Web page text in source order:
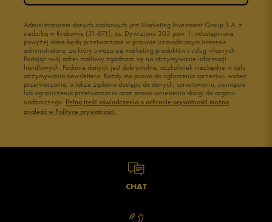
Administratorem danych osobowych jest Marketing Investment Group S.A. z
siedzibą w Krakowie (31-871), os. Dywizjonu 303 paw. 1, udostępnione
powyżej dane będą przetwarzane w prawnie uzasadnionym interesie
administratora, za który uważa się marketing produktów i usług własnych.
Podając swój adres mailowy zgadzasz się na otrzymywanie informacji
handlowych. Podanie danych jest dobrowolne, aczkolwiek niezbędne w celu
otrzymywania newslettera. Każdy ma prawo do zgłoszenia sprzeciwu wobec
przetwarzania, a także żądania dostępu do danych, sprostowania, usunięcia
lub ograniczenia przetwarzania oraz prawo wniesienia skargi do organu
nadzorczego. Pełną treść oświadczenia o ochronie prywatności można
znaleźć w Polityce prywatności.
CHAT